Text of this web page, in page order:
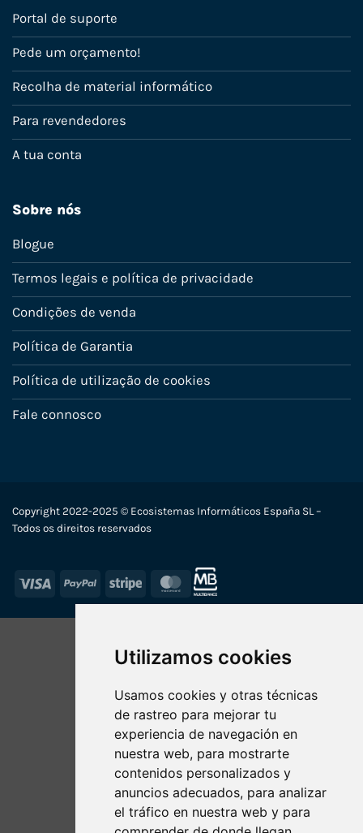
Utilizamos cookies
Usamos cookies y otras técnicas
de rastreo para mejorar tu
experiencia de navegación en
nuestra web, para mostrarte
contenidos personalizados y
anuncios adecuados, para analizar
el tráfico en nuestra web y para
Portal de suporte
Pede um orçamento!
Recolha de material informático
Para revendedores
A tua conta
Sobre nós
Blogue
Termos legais e política de privacidade
Condições de venda
Política de Garantia
Política de utilização de cookies
Fale connosco
Copyright 2022-2025 © Ecosistemas Informáticos España SL –
Todos os direitos reservados
Visa PayPal Stripe MasterCard